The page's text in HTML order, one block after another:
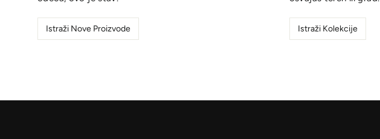
Istraži Nove Proizvode Istraži Kolekcije